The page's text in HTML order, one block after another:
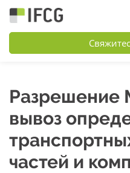
Разрешение
вывоз
частей и